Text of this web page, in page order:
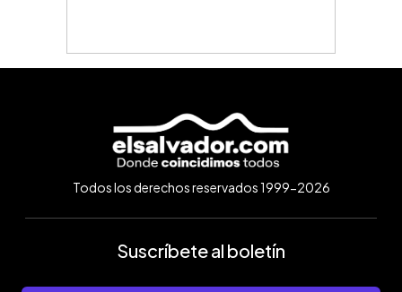
Todos los derechos reservados 1999-2026
Suscríbete al boletín